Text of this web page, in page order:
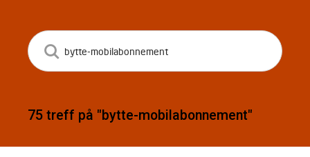
75 treff på "bytte-mobilabonnement"